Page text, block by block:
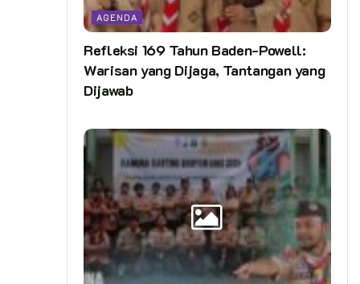
AGENDA
Refleksi 169 Tahun Baden-Powell:
Warisan yang Dijaga, Tantangan yang
Dijawab